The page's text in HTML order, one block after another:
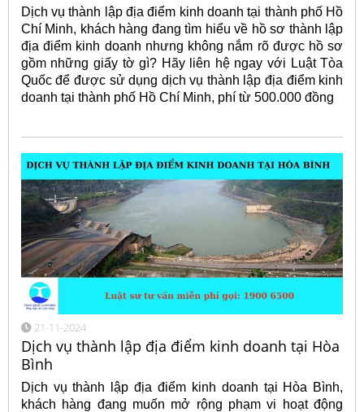
Dịch vụ thành lập địa điểm kinh doanh tại thành phố Hồ
Chí Minh, khách hàng đang tìm hiểu về hồ sơ thành lập
địa điểm kinh doanh nhưng không nắm rõ được hồ sơ
gồm những giấy tờ gì? Hãy liên hệ ngay với Luật Tòa
Quốc để được sử dụng dịch vụ thành lập địa điểm kinh
doanh tại thành phố Hồ Chí Minh, phí từ 500.000 đồng
21-11-2024
Dịch vụ thành lập địa điểm kinh doanh tại Hòa
Bình
Dịch vụ thành lập địa điểm kinh doanh tại Hòa Bình,
khách hàng đang muốn mở rộng phạm vi hoạt động